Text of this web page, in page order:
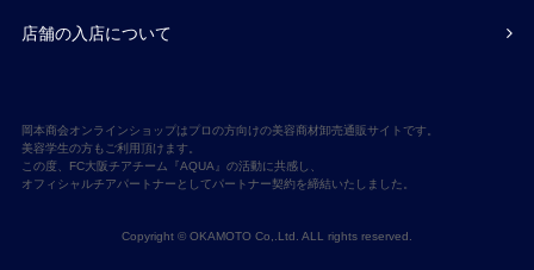
店舗の入店について
岡本商会オンラインショップはプロの方向けの美容商材卸売通販サイトです。
美容学生の方もご利用頂けます。
この度、FC大阪チアチーム『AQUA』の活動に共感し、
オフィシャルチアパートナーとしてパートナー契約を締結いたしました。
Copyright © OKAMOTO Co,.Ltd. ALL rights reserved.